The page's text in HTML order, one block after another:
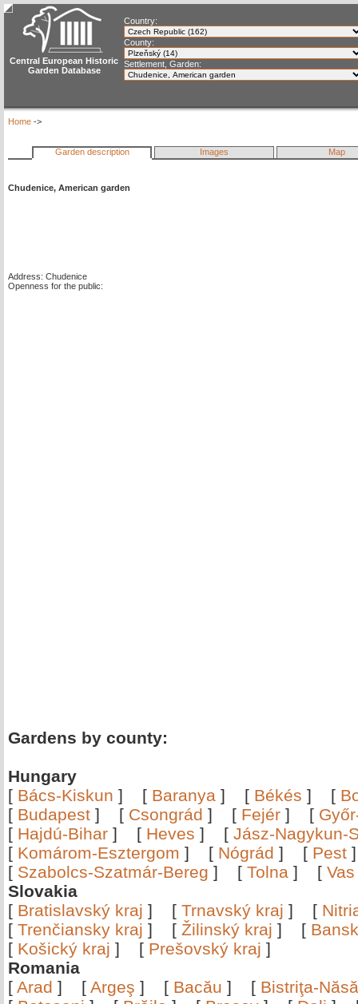
Central European Historic
Garden Database
Country:
County:
Settlement, Garden:
Home ->
Garden description Images Map
Chudenice, American garden
Address: Chudenice
Openness for the public:
Gardens by county:
Hungary
[ Bács-Kiskun ] [ Baranya ] [ Békés ] [
[ Budapest ] [ Csongrád ] [ Fejér ] [
[ Hajdú-Bihar ] [ Heves ] [ Jász-Nagykun-
[ Komárom-Esztergom ] [ Nógrád ] [ Pest
[ Szabolcs-Szatmár-Bereg ] [ Tolna ] [ Vas
Slovakia
[ Bratislavský kraj ] [ Trnavský kraj ] [
[ Trenčiansky kraj ] [ Žilinský kraj ] [
[ Košický kraj ] [ Prešovský kraj ]
Romania
[ Arad ] [ Argeş ] [ Bacău ] [ Bistriţa-